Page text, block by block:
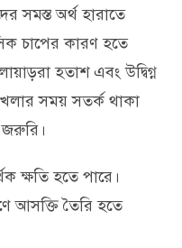
সমস্ত অর্থ হারাতে
চাপের কারণ হতে
হতাশ এবং উদ্বিগ্ন
সময় সতর্ক থাকা
জরুরি।
ক্ষতি হতে পারে।
আসক্তি তৈরি হতে